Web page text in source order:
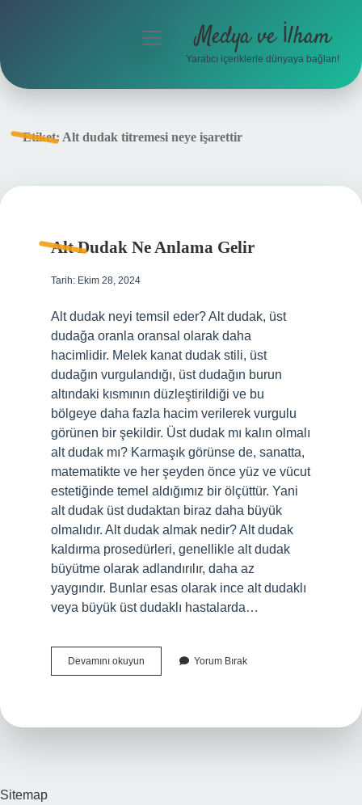
menüyü
Medya ve İlham
Yaratıcı içeriklerle dünyaya bağlan!
Etiket: Alt dudak titremesi neye işarettir
Alt Dudak Ne Anlama Gelir
Tarih: Ekim 28, 2024
Alt dudak neyi temsil eder? Alt dudak, üst
dudağa oranla oransal olarak daha
hacimlidir. Melek kanat dudak stili, üst
dudağın vurgulandığı, üst dudağın burun
altındaki kısmının düzleştirildiği ve bu
bölgeye daha fazla hacim verilerek vurgulu
görünen bir şekildir. Üst dudak mı kalın olmalı
alt dudak mı? Karmaşık görünse de, sanatta,
matematikte ve her şeyden önce yüz ve vücut
estetiğinde temel aldığımız bir ölçüttür. Yani
alt dudak üst dudaktan biraz daha büyük
olmalıdır. Alt dudak almak nedir? Alt dudak
kaldırma prosedürleri, genellikle alt dudak
büyütme olarak adlandırılır, daha az
yaygındır. Bunlar esas olarak ince alt dudaklı
veya büyük üst dudaklı hastalarda…
Devamını okuyun
Dudak
Yorum Bırak
Sitemap